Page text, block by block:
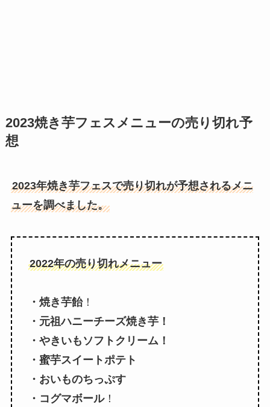
2023焼き芋フェスメニューの売り切れ予
想
2023年焼き芋フェスで売り切れが予想されるメニ
ューを調べました。
2022年の売り切れメニュー
・焼き芋飴！
・元祖ハニーチーズ焼き芋！
・やきいもソフトクリーム！
・蜜芋スイートポテト
・おいものちっぷす
・コグマボール！